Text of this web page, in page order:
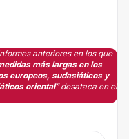
anteriores en los que
más largas en los
europeos, sudasiáticos y
oriental” desataca en el